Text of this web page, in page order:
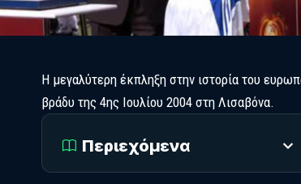
Η μεγαλύτερη έκπληξη στην ιστορία του
βράδυ της 4ης Ιουλίου 2004 στη Λισαβόνα.
Περιεχόμενα